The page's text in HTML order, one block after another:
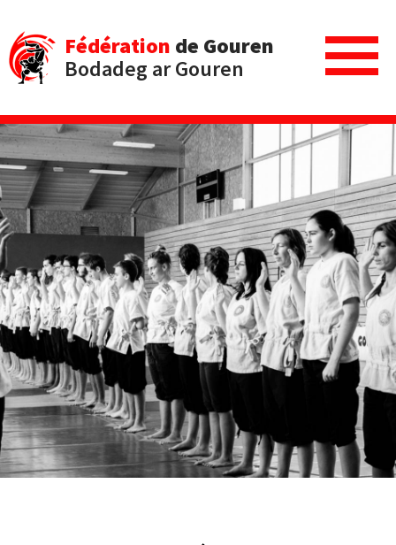
Fédération de Gouren
Bodadeg ar Gouren